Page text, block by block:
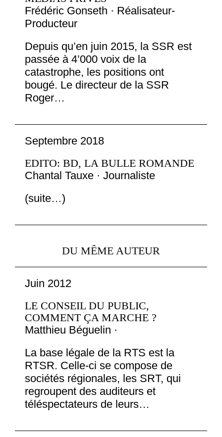
Frédéric Gonseth · Réalisateur-
Producteur
Depuis qu’en juin 2015, la SSR est
passée à 4’000 voix de la
catastrophe, les positions ont
bougé. Le directeur de la SSR
Roger…
Septembre 2018
EDITO: BD, LA BULLE ROMANDE
Chantal Tauxe · Journaliste
(suite…)
DU MÊME AUTEUR
Juin 2012
LE CONSEIL DU PUBLIC,
COMMENT ÇA MARCHE ?
Matthieu Béguelin ·
La base légale de la RTS est la
RTSR. Celle-ci se compose de
sociétés régionales, les SRT, qui
regroupent des auditeurs et
téléspectateurs de leurs…